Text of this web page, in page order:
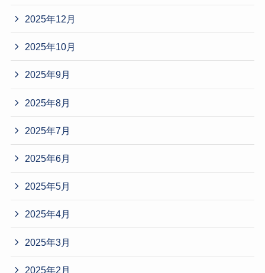
2025年12月
2025年10月
2025年9月
2025年8月
2025年7月
2025年6月
2025年5月
2025年4月
2025年3月
2025年2月